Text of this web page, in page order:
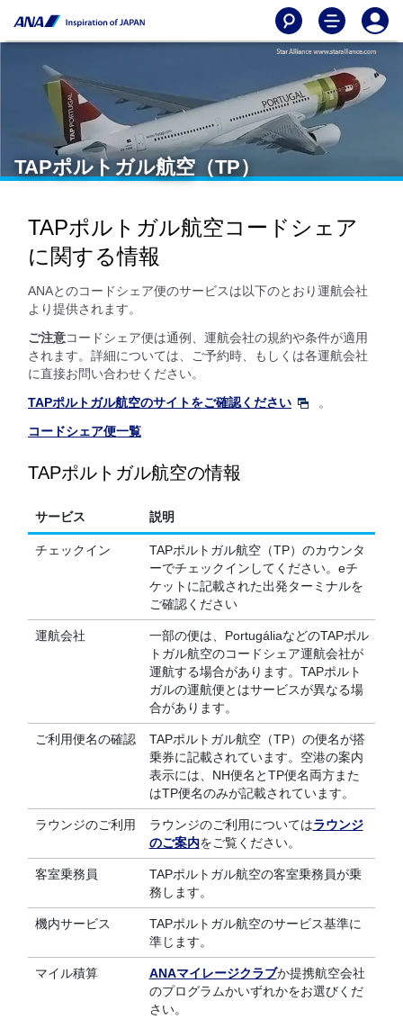
TAPポルトガル航空（TP）
TAPポルトガル航空コードシェア
に関する情報
ANAとのコードシェア便のサービスは以下のとおり運航会社
より提供されます。
ご注意コードシェア便は通例、運航会社の規約や条件が適用
されます。詳細については、ご予約時、もしくは各運航会社
に直接お問い合わせください。
TAPポルトガル航空のサイトをご確認ください
。
コードシェア便一覧
TAPポルトガル航空の情報
サービス 説明
チェックイン
TAPポルトガル航空（TP）のカウンタ
ーでチェックインしてください。eチ
ケットに記載された出発ターミナルを
ご確認ください
運航会社
一部の便は、PortugáliaなどのTAPポル
トガル航空のコードシェア運航会社が
運航する場合があります。TAPポルト
ガルの運航便とはサービスが異なる場
合があります。
ご利用便名の確認
TAPポルトガル航空（TP）の便名が搭
乗券に記載されています。空港の案内
表示には、NH便名とTP便名両方また
はTP便名のみが記載されています。
ラウンジのご利用 ラウンジのご利用についてはラウンジ
のご案内をご覧ください。
客室乗務員
TAPポルトガル航空の客室乗務員が乗
務します。
機内サービス
TAPポルトガル航空のサービス基準に
準じます。
マイル積算 ANAマイレージクラブか提携航空会社
のプログラムかいずれかをお選びくだ
さい。